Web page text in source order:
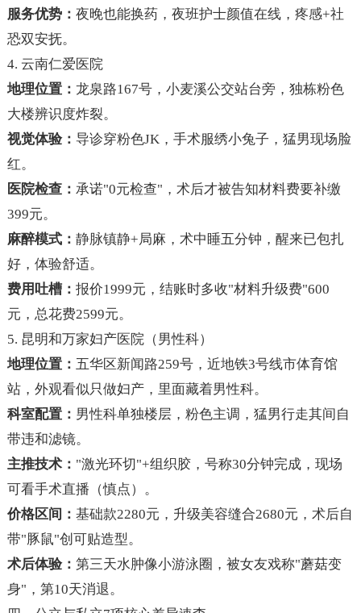
服务优势： 夜晚也能换药，夜班护士颜值在线，疼感+社
恐双安抚。
4. 云南仁爱医院
地理位置： 龙泉路167号，小麦溪公交站台旁，独栋粉色
大楼辨识度炸裂。
视觉体验： 导诊穿粉色JK，手术服绣小兔子，猛男现场脸
红。
医院检查： 承诺"0元检查"，术后才被告知材料费要补缴
399元。
麻醉模式： 静脉镇静+局麻，术中睡五分钟，醒来已包扎
好，体验舒适。
费用吐槽： 报价1999元，结账时多收"材料升级费"600
元，总花费2599元。
5. 昆明和万家妇产医院（男性科）
地理位置： 五华区新闻路259号，近地铁3号线市体育馆
站，外观看似只做妇产，里面藏着男性科。
科室配置： 男性科单独楼层，粉色主调，猛男行走其间自
带违和滤镜。
主推技术： "激光环切"+组织胶，号称30分钟完成，现场
可看手术直播（慎点）。
价格区间： 基础款2280元，升级美容缝合2680元，术后自
带"豚鼠"创可贴造型。
术后体验： 第三天水肿像小游泳圈，被女友戏称"蘑菇变
身"，第10天消退。